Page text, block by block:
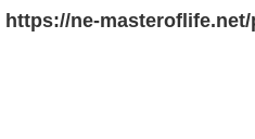
https://ne-masteroflife.net/